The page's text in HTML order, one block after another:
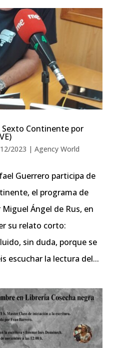
Continente por
2023 | Agency World
Guerrero participa de
el programa de
Ángel de Rus, en
su relato corto:
sin duda, porque se
escuchar la lectura del...